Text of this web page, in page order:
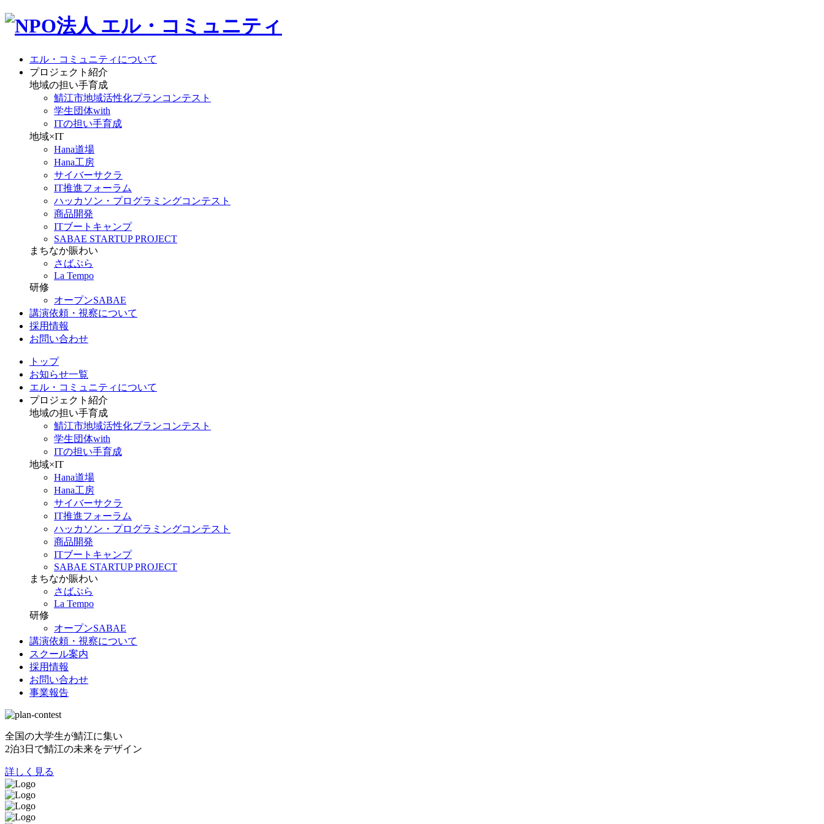
エル・コミュニティについて
プロジェクト紹介
地域の担い手育成
鯖江市地域活性化プランコンテスト
学生団体with
ITの担い手育成
地域×IT
Hana道場
Hana工房
サイバーサクラ
IT推進フォーラム
ハッカソン・プログラミングコンテスト
商品開発
ITブートキャンプ
SABAE STARTUP PROJECT
まちなか賑わい
さばぷら
La Tempo
研修
オープンSABAE
講演依頼・視察について
採用情報
お問い合わせ
トップ
お知らせ一覧
エル・コミュニティについて
プロジェクト紹介
地域の担い手育成
鯖江市地域活性化プランコンテスト
学生団体with
ITの担い手育成
地域×IT
Hana道場
Hana工房
サイバーサクラ
IT推進フォーラム
ハッカソン・プログラミングコンテスト
商品開発
ITブートキャンプ
SABAE STARTUP PROJECT
まちなか賑わい
さばぷら
La Tempo
研修
オープンSABAE
講演依頼・視察について
スクール案内
採用情報
お問い合わせ
事業報告
全国の大学生が鯖江に集い
2泊3日で鯖江の未来をデザイン
詳しく見る